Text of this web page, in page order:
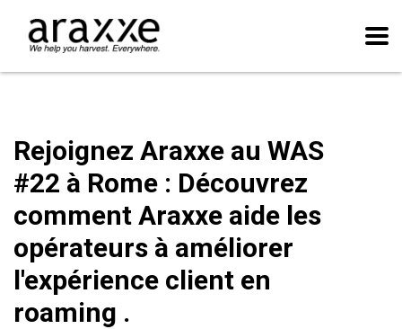
Rejoignez Araxxe au WAS
#22 à Rome : Découvrez
comment Araxxe aide les
opérateurs à améliorer
l'expérience client en
roaming .